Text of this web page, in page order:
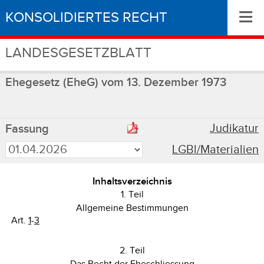
KONSOLIDIERTES RECHT
LANDESGESETZBLATT
≡
Ehegesetz (EheG) vom 13. Dezember 1973
Fassung
Judikatur
LGBl/Materialien